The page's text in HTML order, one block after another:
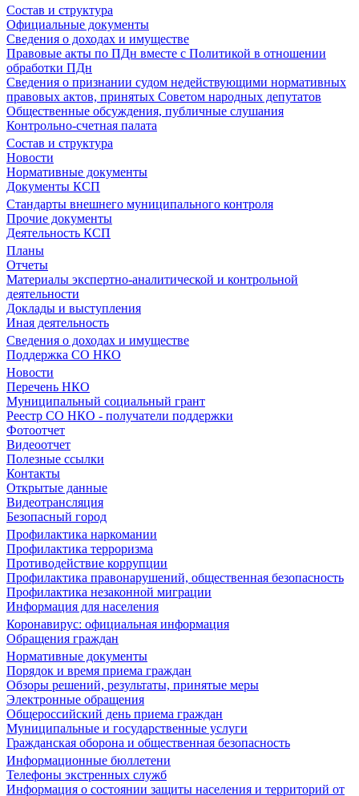
Состав и структура
Официальные документы
Сведения о доходах и имуществе
Правовые акты по ПДн вместе с Политикой в отношении
обработки ПДн
Сведения о признании судом недействующими нормативных
правовых актов, принятых Советом народных депутатов
Общественные обсуждения, публичные слушания
Контрольно-счетная палата
Состав и структура
Новости
Нормативные документы
Документы КСП
Стандарты внешнего муниципального контроля
Прочие документы
Деятельность КСП
Планы
Отчеты
Материалы экспертно-аналитической и контрольной
деятельности
Доклады и выступления
Иная деятельность
Сведения о доходах и имуществе
Поддержка СО НКО
Новости
Перечень НКО
Муниципальный социальный грант
Реестр СО НКО - получатели поддержки
Фотоотчет
Видеоотчет
Полезные ссылки
Контакты
Открытые данные
Видеотрансляция
Безопасный город
Профилактика наркомании
Профилактика терроризма
Противодействие коррупции
Профилактика правонарушений, общественная безопасность
Профилактика незаконной миграции
Информация для населения
Коронавирус: официальная информация
Обращения граждан
Нормативные документы
Порядок и время приема граждан
Обзоры решений, результаты, принятые меры
Электронные обращения
Общероссийский день приема граждан
Муниципальные и государственные услуги
Гражданская оборона и общественная безопасность
Информационные бюллетени
Телефоны экстренных служб
Информация о состоянии защиты населения и территорий от